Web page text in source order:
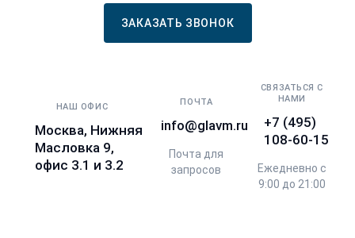
ЗАКАЗАТЬ ЗВОНОК
НАШ ОФИС
Москва, Нижняя
Масловка 9,
офис 3.1 и 3.2
ПОЧТА
info@glavm.ru
Почта для
запросов
СВЯЗАТЬСЯ С
НАМИ
+7 (495)
108-60-15
Ежедневно с
9:00 до 21:00